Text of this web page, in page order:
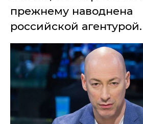
Здоровье
Спорт
Культура
Война на Донбассе и в
Крыму
"ДНР"
"ЛНР"
Оккупация Крыма
Донбасс
Лайф
Стиль
Шоу-
прежнему наводнена
российской агентурой.